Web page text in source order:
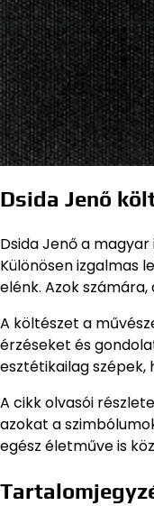
Dsida Jenő
Dsida Jenő a
Különösen izgalmas
elénk. Azok
A költészet a
érzéseket és
esztétikailag szépek,
A cikk olvasói
azokat a
egész életműve is